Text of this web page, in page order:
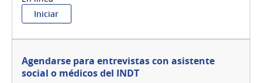
Iniciar:
Agenda
ante
URSEC
Agendarse para entrevistas con asistente
social o médicos del INDT